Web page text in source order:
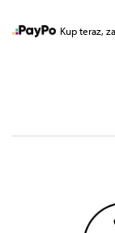
Kup teraz,